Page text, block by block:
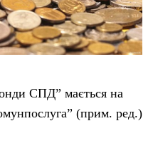
СПД” мається на
(прим. ред.)